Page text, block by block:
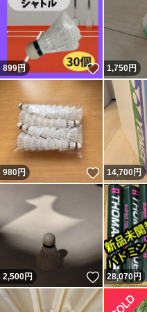
899円 いいね！
1,750円
980円 いいね！
14,700円
2,500円 いいね！
28,070円